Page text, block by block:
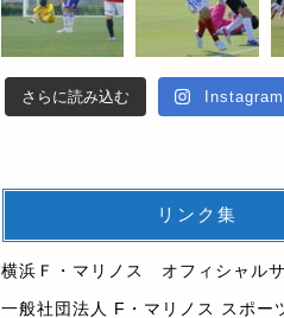
さらに読み込む
リンク集
横浜Ｆ・マリノス オフィシャルサ
一般社団法人 F・マリノス スポー